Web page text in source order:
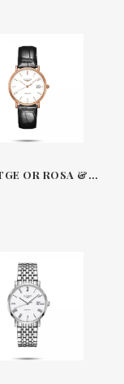
RELLOTGE OR ROSA & PELL 37 MM THE ELEGANT COLLECTION LONGINES L4787GL